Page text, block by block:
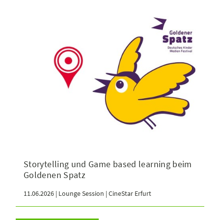
Storytelling und Game based learning beim
Goldenen Spatz
11.06.2026 | Lounge Session | CineStar Erfurt